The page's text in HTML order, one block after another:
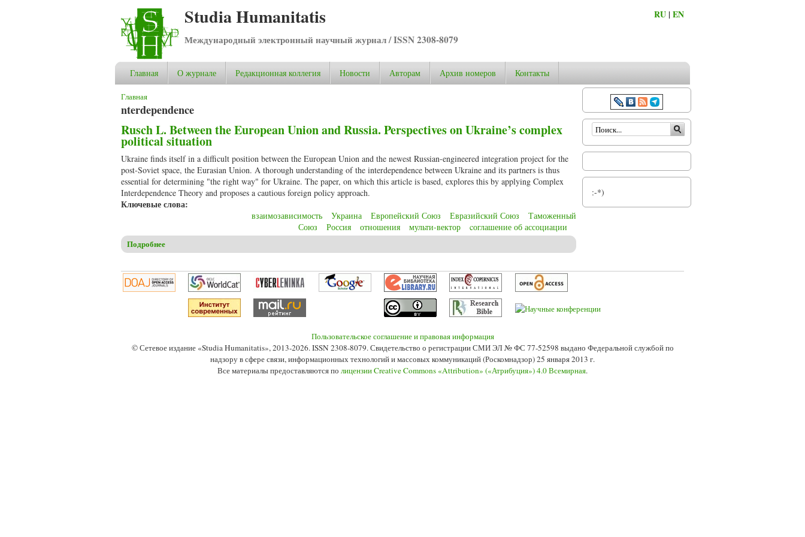
Studia Humanitatis
Международный электронный научный журнал / ISSN 2308-8079
RU |EN
Главная О журнале Редакционная коллегия Новости Авторам Архив номеров Контакты
Вы здесь
Главная
nterdependence
Rusch L. Between the European Union and Russia. Perspectives on Ukraine’s complex
political situation
Ukraine finds itself in a difficult position between the European Union and the newest Russian-engineered integration project for the
post-Soviet space, the Eurasian Union. A thorough understanding of the interdependence between Ukraine and its partners is thus
essential for determining "the right way" for Ukraine. The paper, on which this article is based, explores this by applying Complex
Interdependence Theory and proposes a cautious foreign policy approach.
Ключевые слова:
взаимозависимость Украина Европейский Союз Евразийский Союз
Таможенный
Союз
Россия отношения мульти-вектор cоглашение об ассоциации
Подробнее
Форма поиска
:-*)
Пользовательское соглашение и правовая информация
© Сетевое издание «Studia Humanitatis», 2013-2026. ISSN 2308-8079. Свидетельство о регистрации СМИ ЭЛ № ФС 77-52598 выдано Федеральной службой по
надзору в сфере связи, информационных технологий и массовых коммуникаций (Роскомнадзор) 25 января 2013 г.
Все материалы предоставляются по лицензии Creative Commons «Attribution» («Атрибуция») 4.0 Всемирная.